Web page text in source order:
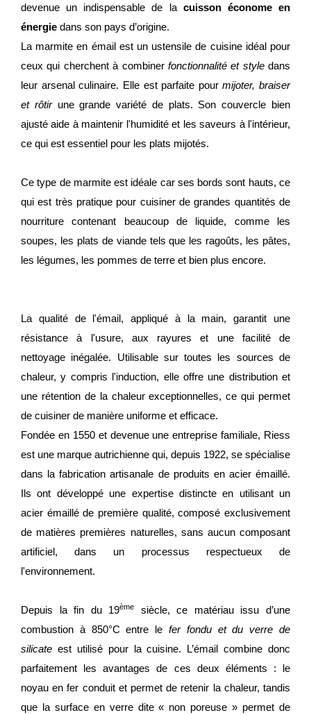
devenue un indispensable de la cuisson économe en
énergie dans son pays d’origine.
La marmite en émail est un ustensile de cuisine idéal pour
ceux qui cherchent à combiner fonctionnalité et styledans
leur arsenal culinaire. Elle est parfaite pourmijoter, braiser
et rôtirune grande variété de plats. Son couvercle bien
ajusté aide à maintenir l'humidité et les saveurs à l'intérieur,
ce qui est essentiel pour les plats mijotés.
Ce type de marmite est idéale car ses bords sont hauts, ce
qui est très pratique pour cuisiner de grandes quantités de
nourriture contenant beaucoup de liquide, comme les
soupes, les plats de viande tels que les ragoûts, les pâtes,
les légumes, les pommes de terre et bien plus encore.
La qualité de l'émail, appliqué à la main, garantit une
résistance à l'usure, aux rayures et une facilité de
nettoyage inégalée. Utilisable sur toutes les sources de
chaleur, y compris l'induction, elle offre une distribution et
une rétention de la chaleur exceptionnelles, ce qui permet
de cuisiner de manière uniforme et efficace.
Fondée en 1550 et devenue une entreprise familiale, Riess
est une marque autrichienne qui, depuis 1922, se spécialise
dans la fabrication artisanale de produits en acier émaillé.
Ils ont développé une expertise distincte en utilisant un
acier émaillé de première qualité, composé exclusivement
de matières premières naturelles, sans aucun composant
artificiel, dans un processus respectueux de
l'environnement.
Depuis la fin du 19ème
siècle, ce matériau issu d’une
combustion à 850°C entre le fer fondu et du verre de
silicate est utilisé pour la cuisine. L’émail combine donc
parfaitement les avantages de ces deux éléments : le
noyau en fer conduit et permet de retenir la chaleur, tandis
que la surface en verre dite « non poreuse » permet de